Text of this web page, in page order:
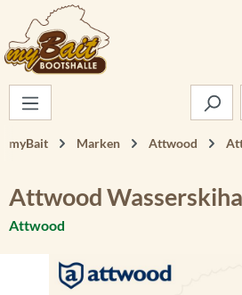
Zum Hauptinhalt springen
myBait Marken Attwood
Attwood
Attwood
Bildergalerie überspringen